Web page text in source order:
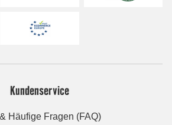
Kundenservice
Häufige Fragen (FAQ)